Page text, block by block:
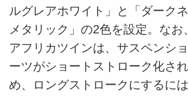
ルグレアホワイト」と「ダーク
メタリック」の2色を設定。なお
アフリカツインは、サスペンシ
ーツがショートストローク化さ
め、ロングストロークにするに